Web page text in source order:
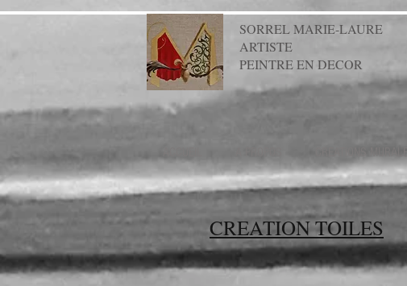
SORREL MARIE-LAURE
ARTISTE
PEINTRE EN DECOR
CREATION TOILES